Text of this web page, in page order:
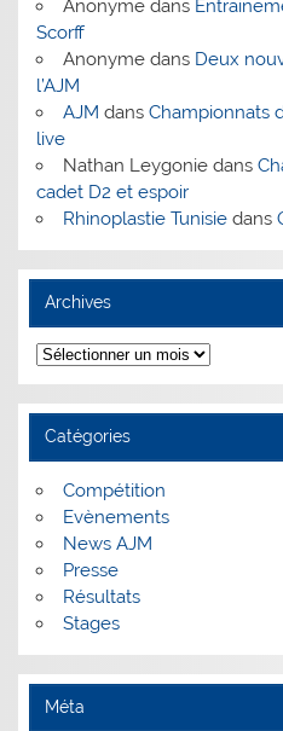
Anonymedans
Scorff
Anonymedans Deux
l’AJM
AJM dans Championnats
live
Nathan Leygoniedans
cadet D2 et espoir
Rhinoplastie Tunisiedans
Archives
Archives
Catégories
Compétition
Evènements
News AJM
Presse
Résultats
Stages
Méta